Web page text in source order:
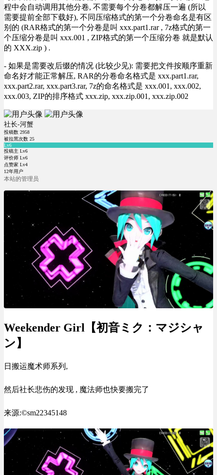
程中会自动调用其他分卷, 不需要每个分卷都解压一遍 (所以
需要提前全部下载好), 不同压缩格式的第一个分卷命名是有区
别的 (RAR格式的第一个分卷是叫 xxx.part1.rar , 7z格式的第一
个压缩分卷是叫 xxx.001 , ZIP格式的第一个压缩分卷 就是默认
的 XXX.zip ) .
- 如果是需要改后缀的情况 (比较少见): 需要把文件按顺序重新
命名好才能正常解压, RAR的分卷命名格式是 xxx.part1.rar,
xxx.part2.rar, xxx.part3.rar, 7z的命名格式是 xxx.001, xxx.002,
xxx.003, ZIP的排序格式 xxx.zip, xxx.zip.001, xxx.zip.002
社长-河蟹
投稿数 2958
被拉黑次数 25
Lv6
投稿主 Lv6
评价师 Lv6
点赞家 Lv4
12年用户
本站的管理员
Weekender Girl【初音ミク：マジシャ
ン】
日搬运魔术师系列,
然后社长悲伤的发现 , 魔法师也快要搬完了
来源:©sm22345148